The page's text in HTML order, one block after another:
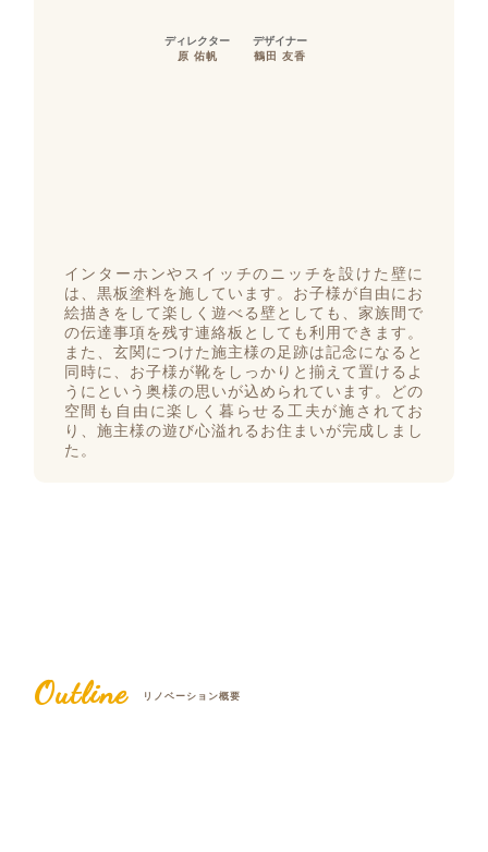
ディレクター
原 佑帆
デザイナー
鶴田 友香
インターホンやスイッチのニッチを設けた壁に
は、黒板塗料を施しています。お子様が自由にお
絵描きをして楽しく遊べる壁としても、家族間で
の伝達事項を残す連絡板としても利用できます。
また、玄関につけた施主様の足跡は記念になると
同時に、お子様が靴をしっかりと揃えて置けるよ
うにという奥様の思いが込められています。どの
空間も自由に楽しく暮らせる工夫が施されてお
り、施主様の遊び心溢れるお住まいが完成しまし
た。
Outline リノベーション概要